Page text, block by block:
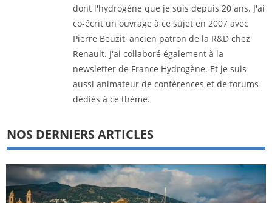
dont l'hydrogène que je suis depuis 20 ans. J'ai
co-écrit un ouvrage à ce sujet en 2007 avec
Pierre Beuzit, ancien patron de la R&D chez
Renault. J'ai collaboré également à la
newsletter de France Hydrogène. Et je suis
aussi animateur de conférences et de forums
dédiés à ce thème.
NOS DERNIERS ARTICLES